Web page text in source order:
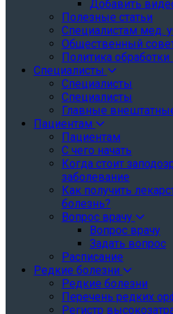
Добавить
Полезные статьи
Специалистам мед.
Общественный
Политика
Специалисты
Специалисты
Специалисты
Главные
Пациентам
Пациентам
С чего начать
Когда стоит
заболевание
Как получить
болезнь?
Вопрос врачу
Вопрос врачу
Задать вопрос
Расписание
Редкие болезни
Редкие болезни
Перечень редких
Регистр